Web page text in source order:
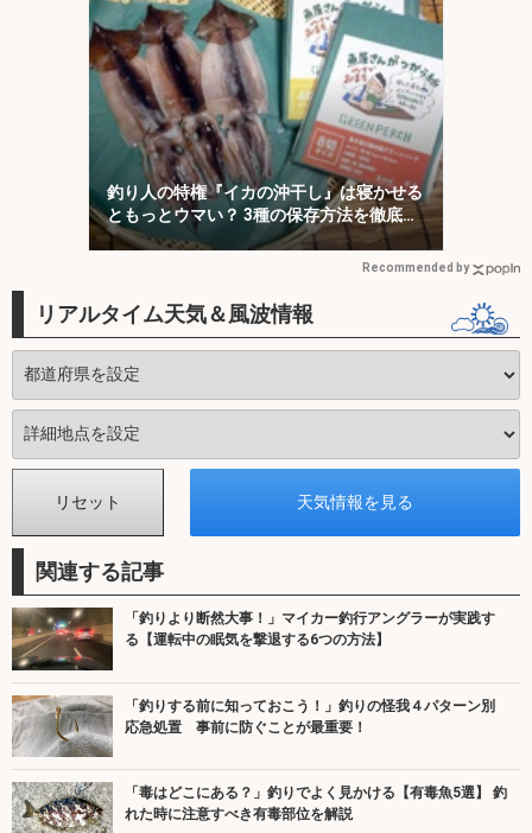
釣り人の特権『イカの沖干し』は寝かせる
ともっとウマい？ 3種の保存方法を徹底検
証
Recommended by
リアルタイム天気＆風波情報
関連する記事
「釣りより断然大事！」マイカー釣行アングラーが実践す
る【運転中の眠気を撃退する6つの方法】
「釣りする前に知っておこう！」釣りの怪我４パターン別
応急処置 事前に防ぐことが最重要！
「毒はどこにある？」釣りでよく見かける【有毒魚5選】 釣
れた時に注意すべき有毒部位を解説